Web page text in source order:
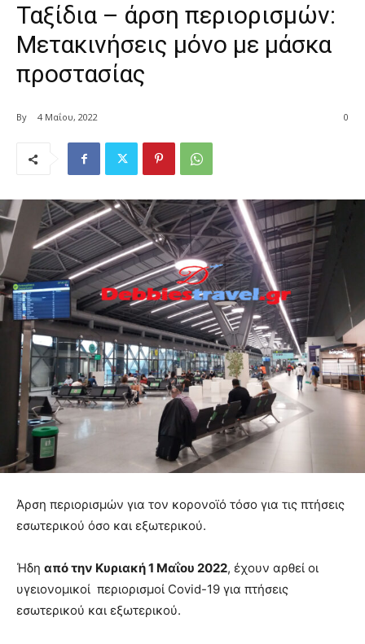
Ταξίδια – άρση περιορισμών:
Μετακινήσεις μόνο με μάσκα
προστασίας
By 4 Μαΐου, 2022 0
Άρση περιορισμών για τον κορονοϊό τόσο για τις πτήσεις
εσωτερικού όσο και εξωτερικού.
Ήδη από την Κυριακή 1 Μαΐου 2022, έχουν αρθεί οι
υγειονομικοί περιορισμοί Covid-19 για πτήσεις
εσωτερικού και εξωτερικού.